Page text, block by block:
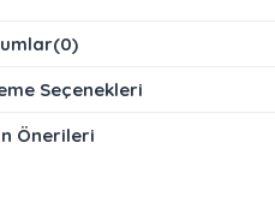
(0)
Seçenekleri
Önerileri